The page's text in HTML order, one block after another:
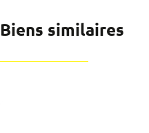
Biens similaires